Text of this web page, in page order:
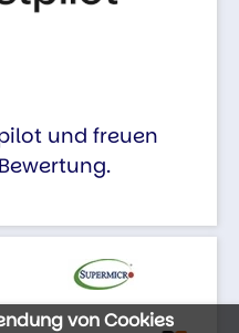
und freuen
von Cookies